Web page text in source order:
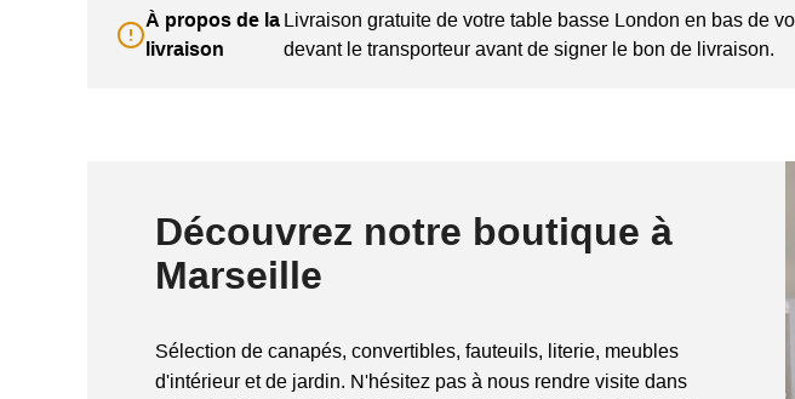
À propos de la
livraison
Livraison gratuite de votre table basse London en bas de
devant le transporteur avant de signer le bon de livraison.
Découvrez notre boutique à
Marseille
Sélection de canapés, convertibles, fauteuils, literie, meubles
d'intérieur et de jardin. N'hésitez pas à nous rendre visite dans